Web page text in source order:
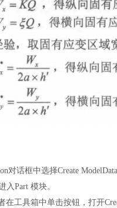
对话框中选择Create
入Part 模块。
工具箱中单击按钮，打开